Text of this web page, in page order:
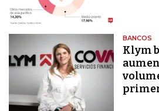
BANCOS
Klym